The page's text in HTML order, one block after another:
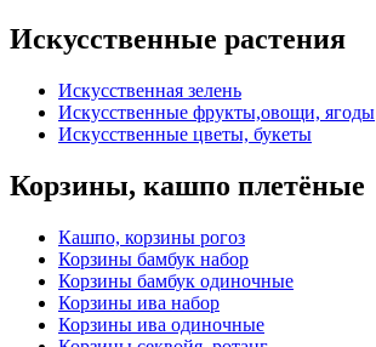
Искусственные растения
Искусственная зелень
Искусственные фрукты,овощи, ягоды
Искусственные цветы, букеты
Корзины, кашпо плетёные
Кашпо, корзины рогоз
Корзины бамбук набор
Корзины бамбук одиночные
Корзины ива набор
Корзины ива одиночные